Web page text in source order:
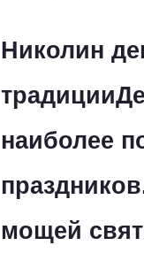
Николин
традиции
наиболее
мощей